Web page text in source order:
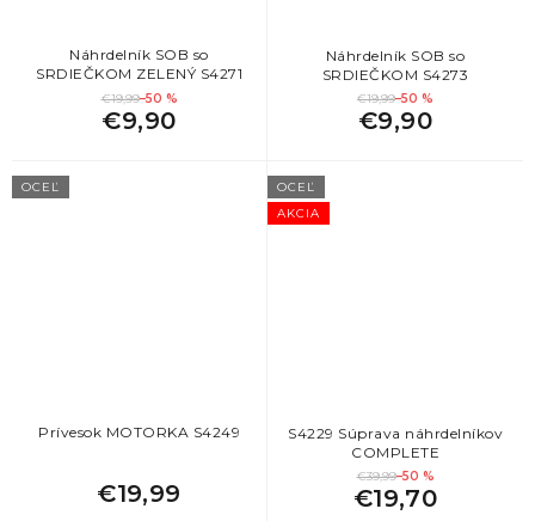
Náhrdelník SOB so
SRDIEČKOM ZELENÝ S4271
€19,99–50 %
€9,90
Náhrdelník SOB so
SRDIEČKOM S4273
€19,99–50 %
€9,90
OCEĽ
Prívesok MOTORKA S4249
€19,99
AKCIA
OCEĽ
S4229 Súprava náhrdelníkov
COMPLETE
€39,99–50 %
€19,70